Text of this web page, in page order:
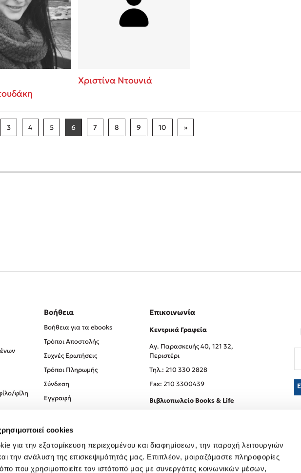
cookies
για την εξατομίκευση περιεχομένου και διαφημίσεων, την παροχή λειτουργιών
την ανάλυση της επισκεψιμότητάς μας. Επιπλέον, μοιραζόμαστε πληροφορίες
που χρησιμοποιείτε τον ιστότοπό μας με συνεργάτες κοινωνικών μέσων,
Χριστίνα Ντουνιά
3 4 5 6 7 8 9 10 »
φίλη
Βοήθεια
Βοήθεια για τα ebooks
Τρόποι Αποστολής
Συχνές Ερωτήσεις
Τρόποι Πληρωμής
Σύνδεση
Εγγραφή
Επικοινωνία
Κεντρικά Γραφεία
Αγ. Παρασκευής 40, 121 32,
Περιστέρι
Tηλ.: 210 330 2828
Fax: 210 3300439
Βιβλιοπωλείο Books & Life